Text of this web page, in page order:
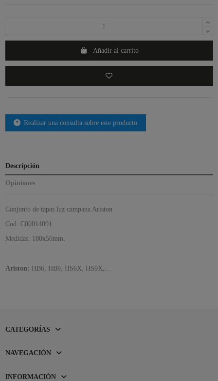
Añadir al carrito
Realizar una consulta sobre este producto
Descripción
Opiniones
Conjunto de tapas luz campana Ariston
Cod: C00014091
Medidas: 180x50mm.
Ariston: HB6, HB9, HS6X, HS9X,...
CATEGORÍAS
NAVEGACIÓN
INFORMACIÓN